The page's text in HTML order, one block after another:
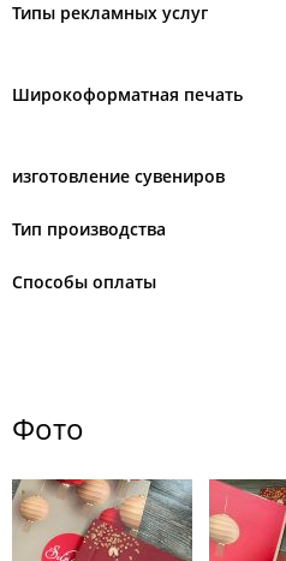
Типы рекламных услуг
Широкоформатная печать
изготовление сувениров
Тип производства
Способы оплаты
Фото